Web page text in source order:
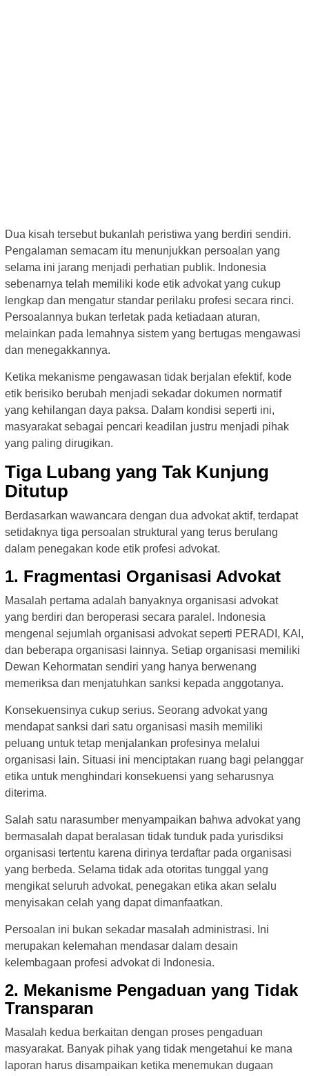
Dua kisah tersebut bukanlah peristiwa yang berdiri sendiri.
Pengalaman semacam itu menunjukkan persoalan yang
selama ini jarang menjadi perhatian publik. Indonesia
sebenarnya telah memiliki kode etik advokat yang cukup
lengkap dan mengatur standar perilaku profesi secara rinci.
Persoalannya bukan terletak pada ketiadaan aturan,
melainkan pada lemahnya sistem yang bertugas mengawasi
dan menegakkannya.
Ketika mekanisme pengawasan tidak berjalan efektif, kode
etik berisiko berubah menjadi sekadar dokumen normatif
yang kehilangan daya paksa. Dalam kondisi seperti ini,
masyarakat sebagai pencari keadilan justru menjadi pihak
yang paling dirugikan.
Tiga Lubang yang Tak Kunjung
Ditutup
Berdasarkan wawancara dengan dua advokat aktif, terdapat
setidaknya tiga persoalan struktural yang terus berulang
dalam penegakan kode etik profesi advokat.
1. Fragmentasi Organisasi Advokat
Masalah pertama adalah banyaknya organisasi advokat
yang berdiri dan beroperasi secara paralel. Indonesia
mengenal sejumlah organisasi advokat seperti PERADI, KAI,
dan beberapa organisasi lainnya. Setiap organisasi memiliki
Dewan Kehormatan sendiri yang hanya berwenang
memeriksa dan menjatuhkan sanksi kepada anggotanya.
Konsekuensinya cukup serius. Seorang advokat yang
mendapat sanksi dari satu organisasi masih memiliki
peluang untuk tetap menjalankan profesinya melalui
organisasi lain. Situasi ini menciptakan ruang bagi pelanggar
etika untuk menghindari konsekuensi yang seharusnya
diterima.
Salah satu narasumber menyampaikan bahwa advokat yang
bermasalah dapat beralasan tidak tunduk pada yurisdiksi
organisasi tertentu karena dirinya terdaftar pada organisasi
yang berbeda. Selama tidak ada otoritas tunggal yang
mengikat seluruh advokat, penegakan etika akan selalu
menyisakan celah yang dapat dimanfaatkan.
Persoalan ini bukan sekadar masalah administrasi. Ini
merupakan kelemahan mendasar dalam desain
kelembagaan profesi advokat di Indonesia.
2. Mekanisme Pengaduan yang Tidak
Transparan
Masalah kedua berkaitan dengan proses pengaduan
masyarakat. Banyak pihak yang tidak mengetahui ke mana
laporan harus disampaikan ketika menemukan dugaan